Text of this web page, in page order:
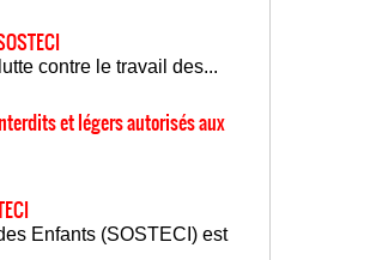
contre le travail des...
et légers autorisés aux
Enfants (SOSTECI) est